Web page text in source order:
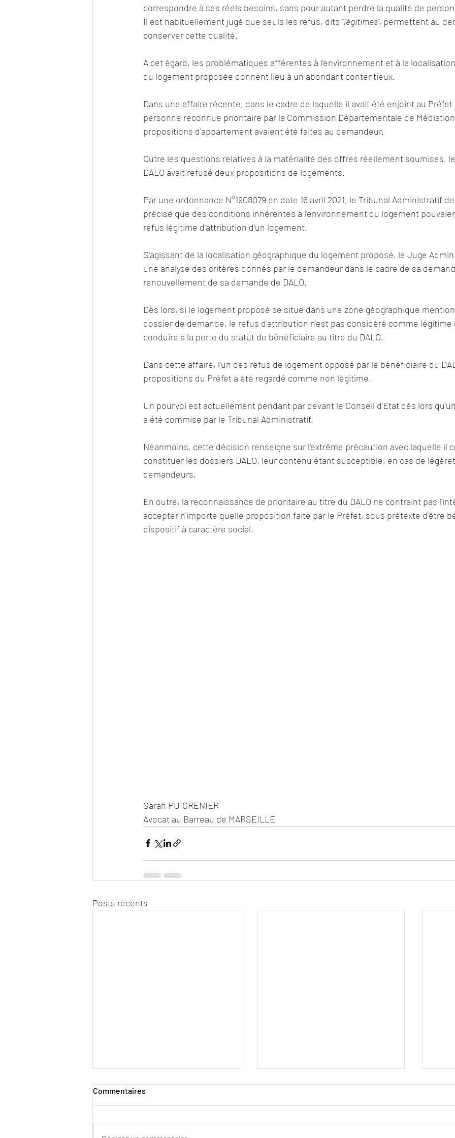
correspondre à ses réels besoins, sans pour autant perdre la qualité de
Il est habituellement jugé que seuls les refus, dits "légitimes", permettent au
conserver cette qualité.
A cet égard, les problématiques afférentes à l'environnement et à la
du logement proposée donnent lieu à un abondant contentieux.
Dans une affaire récente, dans le cadre de laquelle il avait été enjoint au
personne reconnue prioritaire par la Commission Départementale de
propositions d'appartement avaient été faites au demandeur.
Outre les questions relatives à la matérialité des offres réellement soumises,
DALO avait refusé deux propositions de logements.
Par une ordonnance N°1908079 en date 16 avril 2021, le Tribunal Administratif
précisé que des conditions inhérentes à l'environnement du logement
refus légitime d'attribution d'un logement.
S'agissant de la localisation géographique du logement proposé, le Juge
une analyse des critères donnés par le demandeur dans le cadre de sa
renouvellement de sa demande de DALO.
Dès lors, si le logement proposé se situe dans une zone géographique
dossier de demande, le refus d'attribution n'est pas considéré comme
conduire à la perte du statut de bénéficiaire au titre du DALO.
Dans cette affaire, l'un des refus de logement opposé par le bénéficiaire du
propositions du Préfet a été regardé comme non légitime.
Un pourvoi est actuellement pendant par devant le Conseil d'Etat dès lors
a été commise par le Tribunal Administratif.
Néanmoins, cette décision renseigne sur l'extrême précaution avec laquelle il
constituer les dossiers DALO, leur contenu étant susceptible, en cas de
demandeurs.
En outre, la reconnaissance de prioritaire au titre du DALO ne contraint pas
accepter n'importe quelle proposition faite par le Préfet, sous prétexte d'être
dispositif à caractère social.
Sarah PUIGRENIER
Avocat au Barreau de MARSEILLE
Posts récents
Commentaires